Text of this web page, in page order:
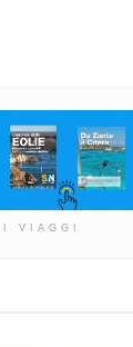
VIAGGI